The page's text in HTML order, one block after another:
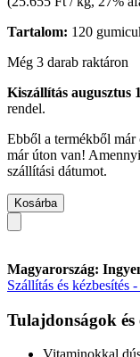
Tartalom: 120
Még 3 darab raktáron
Kiszállítás augusztus
rendel.
Ebből a termékből
már úton van!
szállítási dátumot.
Kosárba
Magyarország:
Szállítás és kézbesítés
Tulajdonságok és